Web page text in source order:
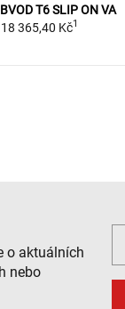
T6 SLIP ON VA
18 365,40 Kč1
o aktuálních
nebo